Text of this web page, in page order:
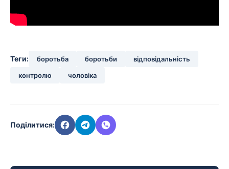
Теги: боротьба боротьби
відповідальність
контролю
чоловіка
Поділитися: